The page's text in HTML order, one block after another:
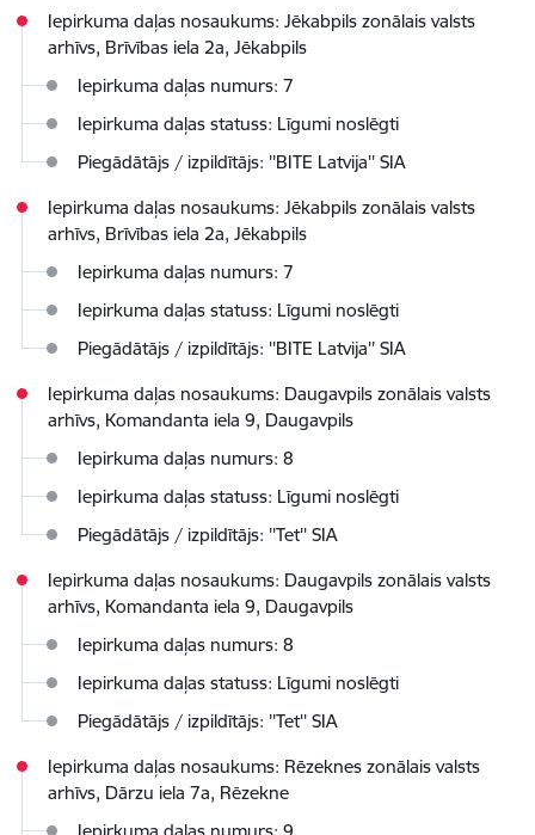
Iepirkuma daļas nosaukums: Jēkabpils zonālais valsts
arhīvs, Brīvības iela 2a, Jēkabpils
Iepirkuma daļas numurs: 7
Iepirkuma daļas statuss: Līgumi noslēgti
Piegādātājs / izpildītājs: ''BITE Latvija'' SIA
Iepirkuma daļas nosaukums: Jēkabpils zonālais valsts
arhīvs, Brīvības iela 2a, Jēkabpils
Iepirkuma daļas numurs: 7
Iepirkuma daļas statuss: Līgumi noslēgti
Piegādātājs / izpildītājs: ''BITE Latvija'' SIA
Iepirkuma daļas nosaukums: Daugavpils zonālais valsts
arhīvs, Komandanta iela 9, Daugavpils
Iepirkuma daļas numurs: 8
Iepirkuma daļas statuss: Līgumi noslēgti
Piegādātājs / izpildītājs: ''Tet'' SIA
Iepirkuma daļas nosaukums: Daugavpils zonālais valsts
arhīvs, Komandanta iela 9, Daugavpils
Iepirkuma daļas numurs: 8
Iepirkuma daļas statuss: Līgumi noslēgti
Piegādātājs / izpildītājs: ''Tet'' SIA
Iepirkuma daļas nosaukums: Rēzeknes zonālais valsts
arhīvs, Dārzu iela 7a, Rēzekne